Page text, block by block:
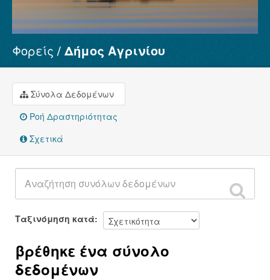
Σύνολα Δεδομένων
Φορείς
Ομάδες
Σχετικά
Φορείς Δήμος Αγρινίου
Σύνολα Δεδομένων
Ροή Δραστηριότητας
Σχετικά
Ταξινόμηση κατά
βρέθηκε ένα σύνολο
δεδομένων